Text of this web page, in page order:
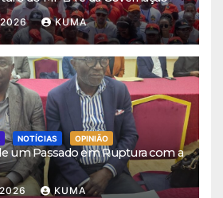
2026 KUMA
NOTÍCIAS OPINIÃO
um Passado em Ruptura com a
KUMA